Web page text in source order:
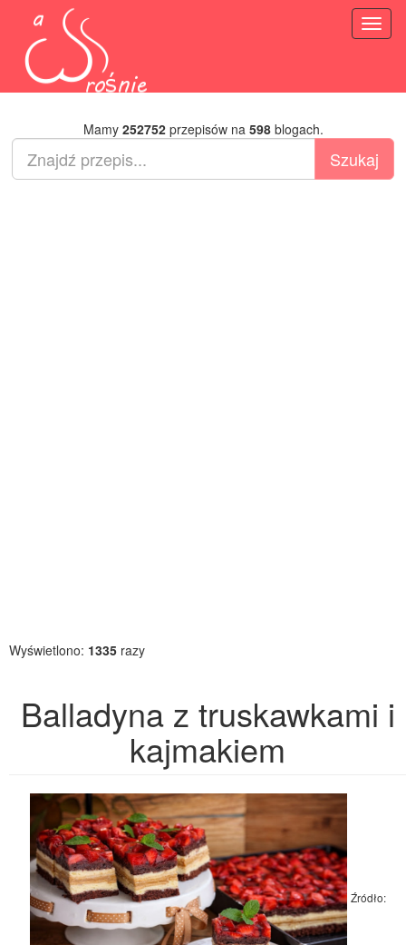
Mamy 252752przepisów na 598blogach.
Wyświetlono: 1335 razy
Balladyna z truskawkami i
kajmakiem
Źródło: